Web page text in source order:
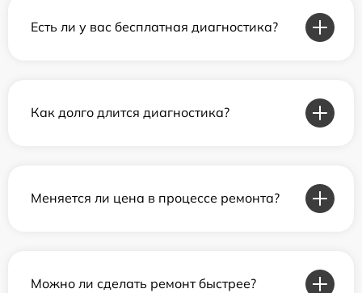
Есть ли у вас бесплатная диагностика?
Как долго длится диагностика?
Меняется ли цена в процессе ремонта?
Можно ли сделать ремонт быстрее?